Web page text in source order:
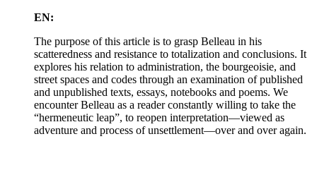
EN:
The purpose of this article is to grasp Belleau in his
scatteredness and resistance to totalization and conclusions. It
explores his relation to administration, the bourgeoisie, and
street spaces and codes through an examination of published
and unpublished texts, essays, notebooks and poems. We
encounter Belleau as a reader constantly willing to take the
“hermeneutic leap”, to reopen interpretation—viewed as
adventure and process of unsettlement—over and over again.